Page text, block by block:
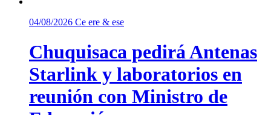
04/08/2026 Ce ere & ese
Chuquisaca pedirá Antenas
Starlink y laboratorios en
reunión con Ministro de